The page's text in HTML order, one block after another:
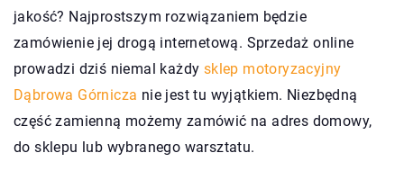
jakość? Najprostszym rozwiązaniem będzie
zamówienie jej drogą internetową. Sprzedaż online
prowadzi dziś niemal każdy sklep motoryzacyjny
Dąbrowa Górnicza nie jest tu wyjątkiem. Niezbędną
część zamienną możemy zamówić na adres domowy,
do sklepu lub wybranego warsztatu.